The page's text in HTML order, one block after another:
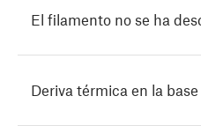
El filamento no se ha
Deriva térmica en la